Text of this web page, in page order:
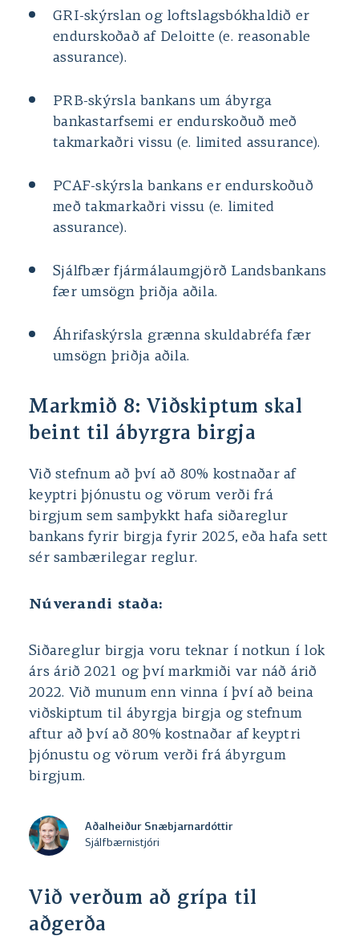
GRI-skýrslan og loftslagsbókhaldið er
endurskoðað af Deloitte (e. reasonable
assurance).
PRB-skýrsla bankans um ábyrga
bankastarfsemi er endurskoðuð með
takmarkaðri vissu (e. limited assurance).
PCAF-skýrsla bankans er endurskoðuð
með takmarkaðri vissu (e. limited
assurance).
Sjálfbær fjármálaumgjörð Landsbankans
fær umsögn þriðja aðila.
Áhrifaskýrsla grænna skuldabréfa fær
umsögn þriðja aðila.
Markmið 8: Viðskiptum skal
beint til ábyrgra birgja
Við stefnum að því að 80% kostnaðar af
keyptri þjónustu og vörum verði frá
birgjum sem samþykkt hafa siðareglur
bankans fyrir birgja fyrir 2025, eða hafa sett
sér sambærilegar reglur.
Núverandi staða:
Siðareglur birgja voru teknar í notkun í lok
árs árið 2021 og því markmiði var náð árið
2022. Við munum enn vinna í því að beina
viðskiptum til ábyrgja birgja og stefnum
aftur að því að 80% kostnaðar af keyptri
þjónustu og vörum verði frá ábyrgum
birgjum.
Við verðum að grípa til
aðgerða
Aðalheiður Snæbjarnardóttir
Sjálfbærnistjóri